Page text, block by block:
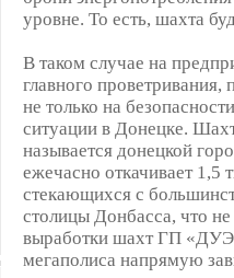
уровне. То есть, шахта
В таком случае на
главного
не только на
ситуации в Донецке.
называется донецкой
ежечасно откачивает 1,5
стекающихся с
столицы Донбасса, что
выработки шахт ГП
мегаполиса напрямую